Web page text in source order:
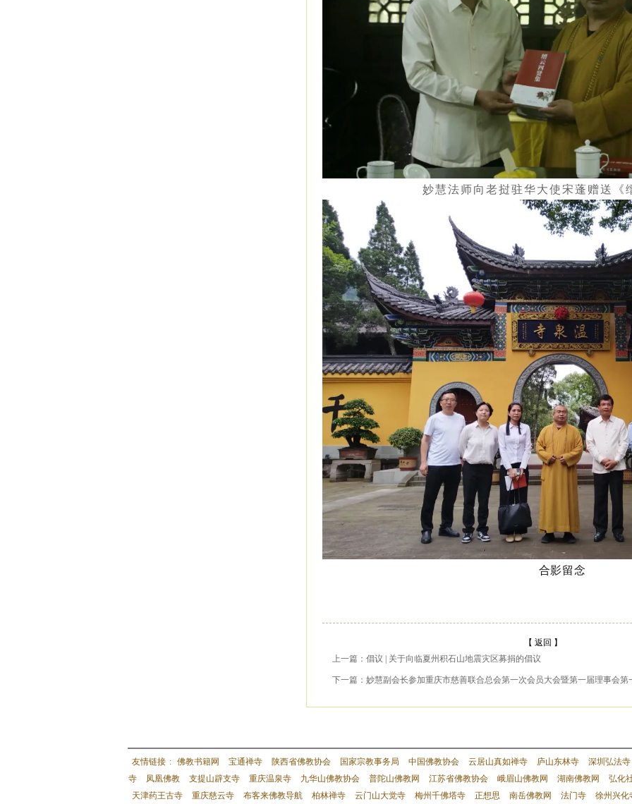
妙慧法师向老挝驻华大使宋蓬赠送《
合影留念
【 返回 】
上一篇：倡议 | 关于向临夏州积石山地震灾区募捐的倡议
下一篇：妙慧副会长参加重庆市慈善联合总会第一次会员大会暨第一届理事会第
友情链接 : 佛教书籍网 宝通禅寺 陕西省佛教协会 国家宗教事务局 中国佛教协会 云居山真如禅寺 庐山东林寺
深圳弘法寺
寺
凤凰佛教 支提山辟支寺 重庆温泉寺 九华山佛教协会 普陀山佛教网 江苏省佛教协会 峨眉山佛教网 湖南佛教网
弘化
天津药王古寺
重庆慈云寺 布客来佛教导航 柏林禅寺 云门山大觉寺 梅州千佛塔寺 正想思 南岳佛教网 法门寺 徐州兴化